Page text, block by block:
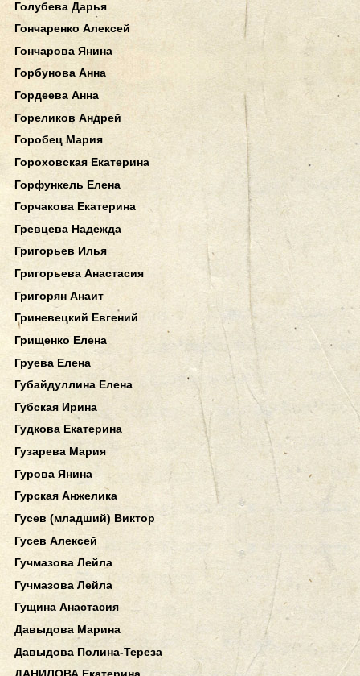
Голубева Дарья
Гончаренко Алексей
Гончарова Янина
Горбунова Анна
Гордеева Анна
Гореликов Андрей
Горобец Мария
Гороховская Екатерина
Горфункель Елена
Горчакова Екатерина
Гревцева Надежда
Григорьев Илья
Григорьева Анастасия
Григорян Анаит
Гриневецкий Евгений
Грищенко Елена
Груева Елена
Губайдуллина Елена
Губская Ирина
Гудкова Екатерина
Гузарева Мария
Гурова Янина
Гурская Анжелика
Гусев (младший) Виктор
Гусев Алексей
Гучмазова Лейла
Гучмазова Лейла
Гущина Анастасия
Давыдова Марина
Давыдова Полина-Тереза